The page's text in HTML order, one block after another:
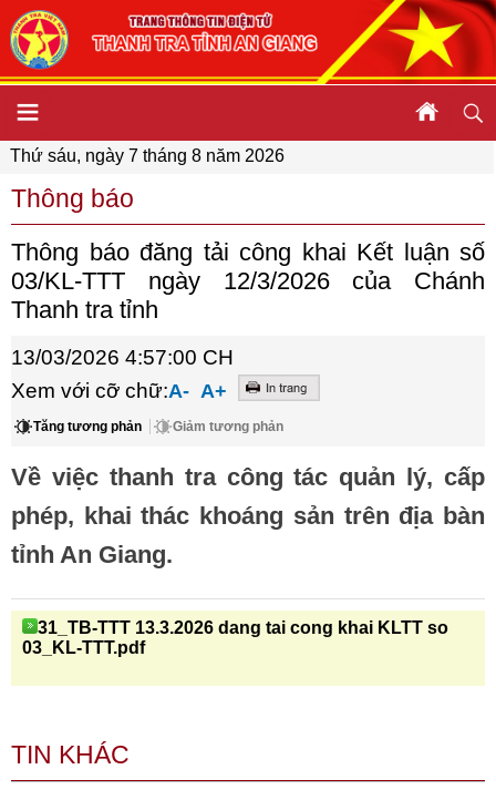
Thứ sáu, ngày 7 tháng 8 năm 2026
Thông báo
Thông báo đăng tải công khai Kết luận số
03/KL-TTT ngày 12/3/2026 của Chánh
Thanh tra tỉnh
13/03/2026 4:57:00 CH
Xem với cỡ chữ:A- A+
Tăng tương phản Giảm tương phản
Về việc thanh tra công tác quản lý, cấp
phép, khai thác khoáng sản trên địa bàn
tỉnh An Giang.
31_TB-TTT 13.3.2026 dang tai cong khai KLTT so
03_KL-TTT.pdf
TIN KHÁC